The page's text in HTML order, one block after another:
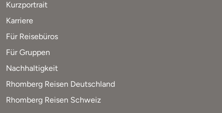
Kurzportrait
Karriere
Für Reisebüros
Für Gruppen
Nachhaltigkeit
Rhomberg Reisen Deutschland
Rhomberg Reisen Schweiz